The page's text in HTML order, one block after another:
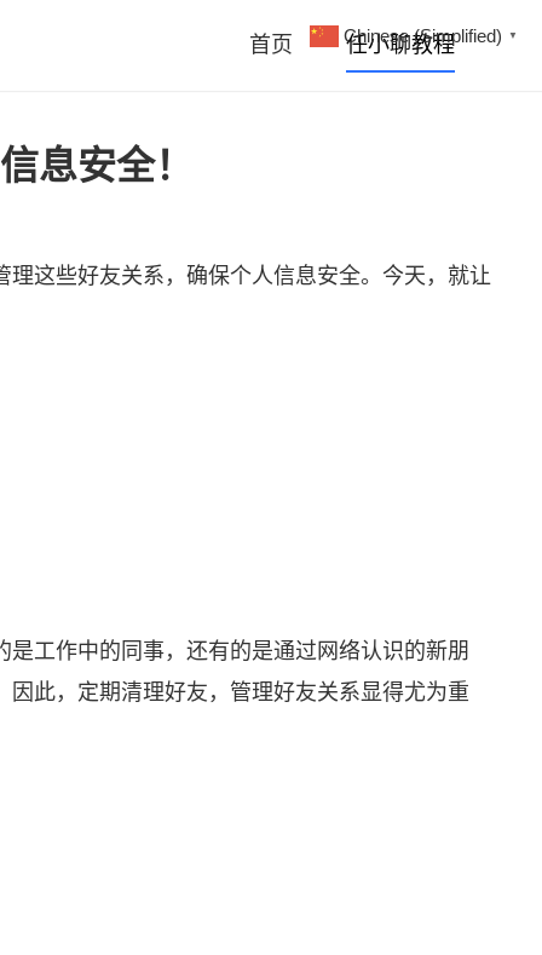
首页 任小聊教程
息安全！
这些好友关系，确保个人信息安全。今天，就让
工作中的同事，还有的是通过网络认识的新朋
此，定期清理好友，管理好友关系显得尤为重
Chinese (Simplified) ▼